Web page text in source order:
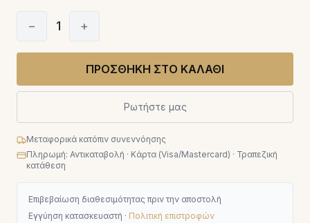
− 1 +
ΠΡΟΣΘΗΚΗ ΣΤΟ ΚΑΛΑΘΙ
Ρωτήστε μας
Μεταφορικά κατόπιν συνεννόησης
Πληρωμή: Αντικαταβολή · Κάρτα (Visa/Mastercard) · Τραπεζική
κατάθεση
Επιβεβαίωση διαθεσιμότητας πριν την αποστολή
Εγγύηση κατασκευαστή · Πολιτική επιστροφών